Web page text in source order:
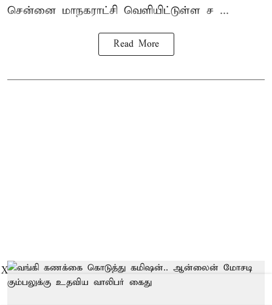
சென்னை மாநகராட்சி வெளியிட்டுள்ள ச ...
Read More
X